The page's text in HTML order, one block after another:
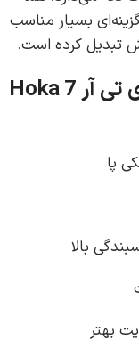
بسیار مناسب
تبدیل کرده است.
ویژگی‌های کتونی هوکا چلنجر ای تی آر 7 Hoka
پا
بالا
بهتر